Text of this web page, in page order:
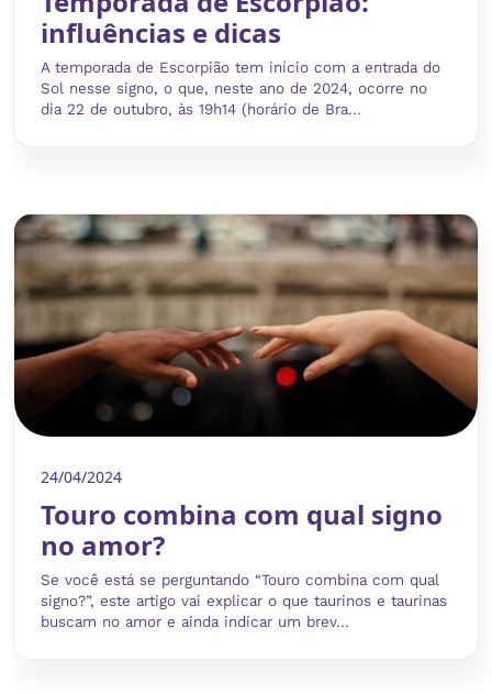
influências e dicas
A temporada de Escorpião tem início com a entrada do
Sol nesse signo, o que, neste ano de 2024, ocorre no
dia 22 de outubro, às 19h14 (horário de Bra...
24/04/2024
Touro combina com qual signo
no amor?
Se você está se perguntando “Touro combina com qual
signo?”, este artigo vai explicar o que taurinos e taurinas
buscam no amor e ainda indicar um brev...